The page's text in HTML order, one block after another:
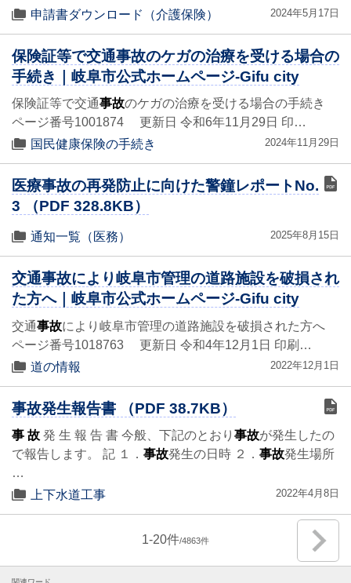
申請書ダウンロード（介護保険）
2024年5月17日
保険証等で交通事故のケガの治療を受ける場合の
手続き｜岐阜市公式ホームページ-Gifu city
保険証等で交通事故のケガの治療を受ける場合の手続き
ページ番号1001874 更新日 令和6年11月29日 印…
国民健康保険の手続き
2024年11月29日
医療事故の再発防止に向けた警鐘レポートNo.
3 （PDF 328.8KB）
通知一覧（医務） 2025年8月15日
交通事故により岐阜市管理の道路施設を破損され
た方へ｜岐阜市公式ホームページ-Gifu city
交通事故により岐阜市管理の道路施設を破損された方へ
ページ番号1018763 更新日 令和4年12月1日 印刷…
道の情報
2022年12月1日
事故発生報告書 （PDF 38.7KB）
事 故 発 生 報 告 書 今般、下記のとおり 事故が発生したの
で報告します。 記 １． 事故発生の日時 ２． 事故発生場所
…
上下水道工事
2022年4月8日
1-20 4863